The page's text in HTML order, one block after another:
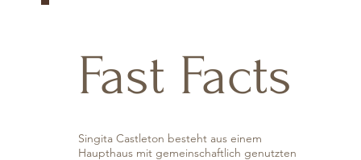
Fast Facts
Singita Castleton besteht aus einem
Haupthaus mit gemeinschaftlich genutzten